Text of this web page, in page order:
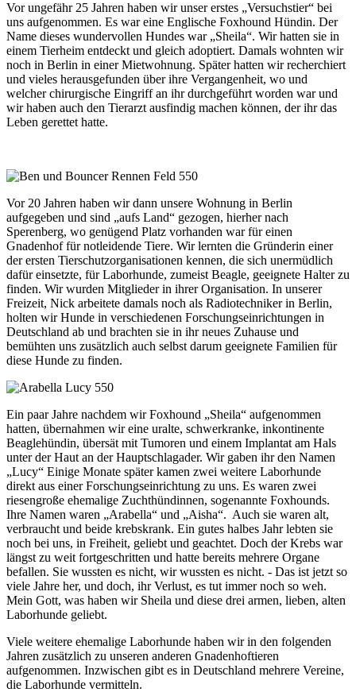
Vor ungefähr 25 Jahren haben wir unser erstes „Versuchstier“ bei
uns aufgenommen. Es war eine Englische Foxhound Hündin. Der
Name dieses wundervollen Hundes war „Sheila“. Wir hatten sie in
einem Tierheim entdeckt und gleich adoptiert. Damals wohnten wir
noch in Berlin in einer Mietwohnung. Später hatten wir recherchiert
und vieles herausgefunden über ihre Vergangenheit, wo und
welcher chirurgische Eingriff an ihr durchgeführt worden war und
wir haben auch den Tierarzt ausfindig machen können, der ihr das
Leben gerettet hatte.
Vor 20 Jahren haben wir dann unsere Wohnung in Berlin
aufgegeben und sind „aufs Land“ gezogen, hierher nach
Sperenberg, wo genügend Platz vorhanden war für einen
Gnadenhof für notleidende Tiere. Wir lernten die Gründerin einer
der ersten Tierschutzorganisationen kennen, die sich unermüdlich
dafür einsetzte, für Laborhunde, zumeist Beagle, geeignete Halter zu
finden. Wir wurden Mitglieder in ihrer Organisation. In unserer
Freizeit, Nick arbeitete damals noch als Radiotechniker in Berlin,
holten wir Hunde in verschiedenen Forschungseinrichtungen in
Deutschland ab und brachten sie in ihr neues Zuhause und
bemühten uns zusätzlich auch selbst darum geeignete Familien für
diese Hunde zu finden.
Ein paar Jahre nachdem wir Foxhound „Sheila“ aufgenommen
hatten, übernahmen wir eine uralte, schwerkranke, inkontinente
Beaglehündin, übersät mit Tumoren und einem Implantat am Hals
unter der Haut an der Hauptschlagader. Wir gaben ihr den Namen
„Lucy“ Einige Monate später kamen zwei weitere Laborhunde
direkt aus einer Forschungseinrichtung zu uns. Es waren zwei
riesengroße ehemalige Zuchthündinnen, sogenannte Foxhounds.
Ihre Namen waren „Arabella“ und „Aisha“. Auch sie waren alt,
verbraucht und beide krebskrank. Ein gutes halbes Jahr lebten sie
noch bei uns, in Freiheit, geliebt und geachtet. Doch der Krebs war
längst zu weit fortgeschritten und hatte bereits mehrere Organe
befallen. Sie wussten es nicht, wir wussten es nicht. - Das ist jetzt so
viele Jahre her, und doch, ihr Verlust, es tut immer noch so weh.
Mein Gott, was haben wir Sheila und diese drei armen, lieben, alten
Laborhunde geliebt.
Viele weitere ehemalige Laborhunde haben wir in den folgenden
Jahren zusätzlich zu unseren anderen Gnadenhoftieren
aufgenommen. Inzwischen gibt es in Deutschland mehrere Vereine,
die Laborhunde vermitteln.